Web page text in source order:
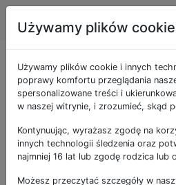
Inżynieria
Co jest
samochód
samochód
samochód
Używamy plików cookie
Używamy plików cookie i innych
poprawy komfortu przeglądania
spersonalizowane treści i
w naszej witrynie, i zrozumieć, skąd
Kontynuując, wyrażasz zgodę na
innych technologii śledzenia oraz
najmniej 16 lat lub zgodę rodzica lub
Możesz przeczytać szczegóły w